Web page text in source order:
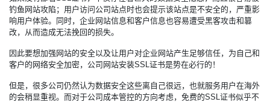
钓鱼网站攻陷；用户访问公司站点时也会提示该站点是不安全的，严重影
响用户体验。同时，企业网站信息和客户信息也容易遭受黑客攻击和篡
改，从而造成无法挽回的损失。
因此要想加强网站的安全以及让用户对企业网站产生足够信任，为自己和
客户的网络安全加密，公司网站安装SSL证书是势在必行的！
但是，很多公司仍然认为数据安全这些离自己很远，也就服务用户在海外
的会稍显重视。而对于公司成本管控的方向考虑，免费的SSL证书似乎不